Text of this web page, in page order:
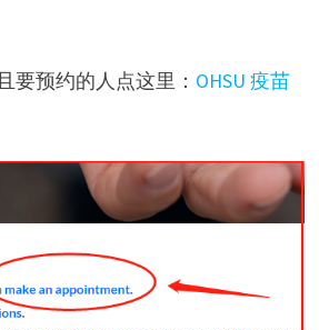
要预约的人点这里： OHSU 疫苗